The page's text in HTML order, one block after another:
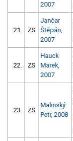
2007
21. ZS
Jančar
Štěpán,
2007
22. ZS
Hauck
Marek,
2007
23. ZS
Malinský
Petr, 2008